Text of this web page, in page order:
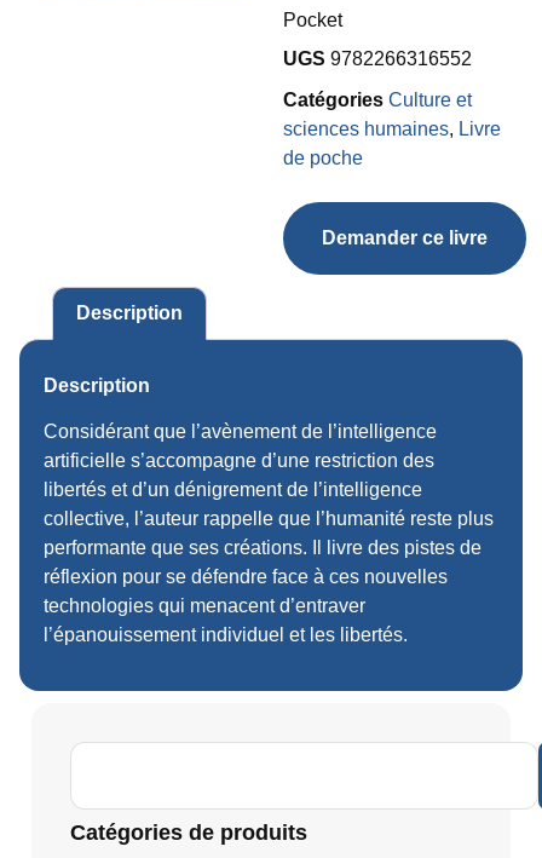
Pocket
UGS 9782266316552
Catégories Culture et
sciences humaines, Livre
de poche
Demander ce livre
Description
Description
Considérant que l’avènement de l’intelligence
artificielle s’accompagne d’une restriction des
libertés et d’un dénigrement de l’intelligence
collective, l’auteur rappelle que l’humanité reste plus
performante que ses créations. Il livre des pistes de
réflexion pour se défendre face à ces nouvelles
technologies qui menacent d’entraver
l’épanouissement individuel et les libertés.
Catégories de produits